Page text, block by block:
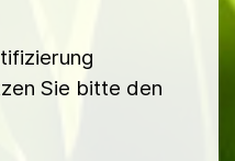
Sie bitte den